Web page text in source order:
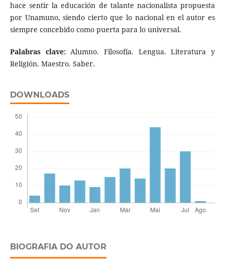
hace sentir la educación de talante nacionalista propuesta
por Unamuno, siendo cierto que lo nacional en el autor es
siempre concebido como puerta para lo universal.
Palabras clave:Alumno. Filosofía. Lengua. Literatura y
Religión. Maestro. Saber.
DOWNLOADS
BIOGRAFIA DO AUTOR